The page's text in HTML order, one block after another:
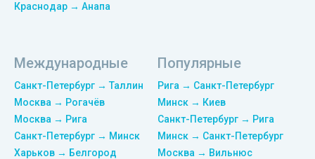
Краснодар → Анапа
Международные
Санкт-Петербург → Таллин
Москва → Рогачёв
Москва → Рига
Санкт-Петербург → Минск
Харьков → Белгород
Популярные
Рига → Санкт-Петербург
Минск → Киев
Санкт-Петербург → Рига
Минск → Санкт-Петербург
Москва → Вильнюс